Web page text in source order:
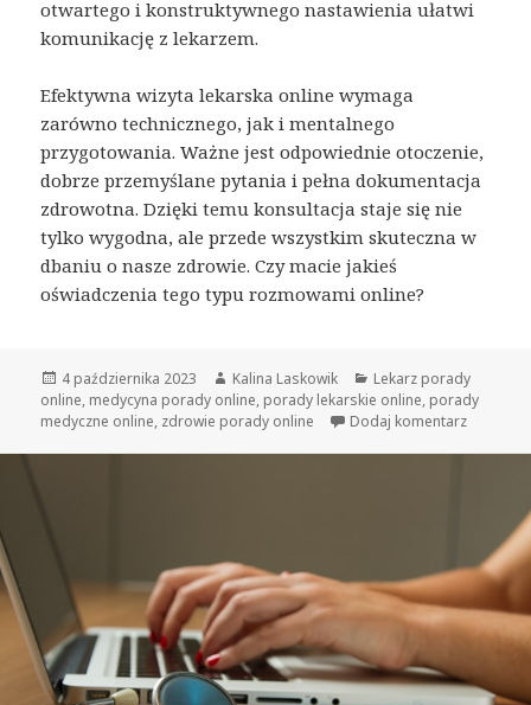
otwartego i konstruktywnego nastawienia ułatwi
komunikację z lekarzem.
Efektywna wizyta lekarska online wymaga
zarówno technicznego, jak i mentalnego
przygotowania. Ważne jest odpowiednie otoczenie,
dobrze przemyślane pytania i pełna dokumentacja
zdrowotna. Dzięki temu konsultacja staje się nie
tylko wygodna, ale przede wszystkim skuteczna w
dbaniu o nasze zdrowie. Czy macie jakieś
oświadczenia tego typu rozmowami online?
Opublikowano
4 października 2023 Autor
Kalina Laskowik Kategorie
Lekarz porady
online, medycyna porady online, porady lekarskie online, porady
medyczne online, zdrowie porady online Dodaj komentarz